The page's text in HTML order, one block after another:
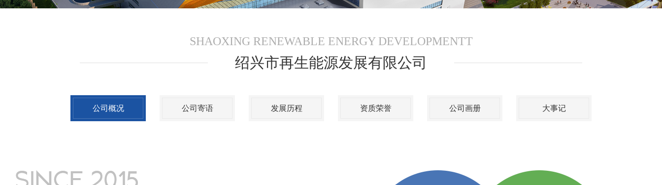
SHAOXING RENEWABLE ENERGY DEVELOPMENTT
绍兴市再生能源发展有限公司
公司概况 公司寄语 发展历程 资质荣誉 公司画册 大事记